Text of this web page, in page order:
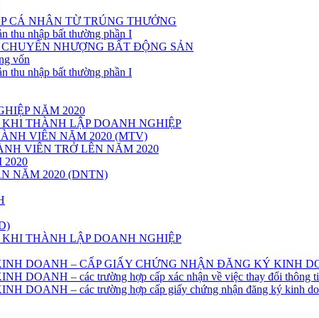
CÁ NHÂN TỪ TRÚNG THƯỞNG
thu nhập bất thường phần I
NHƯỢNG BẤT ĐỘNG SẢN
vốn
thu nhập bất thường phần I
NĂM 2020
THÀNH LẬP DOANH NGHIỆP
VIÊN NĂM 2020 (MTV)
VIÊN TRỞ LÊN NĂM 2020
2020
NĂM 2020 (DNTN)
THÀNH LẬP DOANH NGHIỆP
DOANH – CẤP GIẤY CHỨNG NHẬN ĐĂNG KÝ KINH
DOANH – các trường hợp cấp xác nhận về việc thay đổi thông
DOANH – các trường hợp cấp giấy chứng nhận đăng ký kinh